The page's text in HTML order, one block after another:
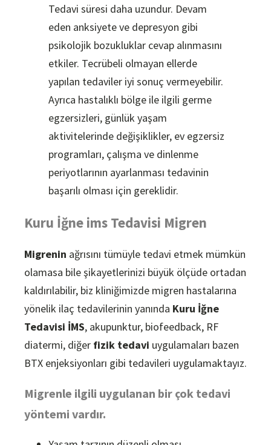
Tedavi süresi daha uzundur. Devam
eden anksiyete ve depresyon gibi
psikolojik bozukluklar cevap alınmasını
etkiler. Tecrübeli olmayan ellerde
yapılan tedaviler iyi sonuç vermeyebilir.
Ayrıca hastalıklı bölge ile ilgili germe
egzersizleri, günlük yaşam
aktivitelerinde değişiklikler, ev egzersiz
programları, çalışma ve dinlenme
periyotlarının ayarlanması tedavinin
başarılı olması için gereklidir.
Kuru İğne ims Tedavisi Migren
Migrenin ağrısını tümüyle tedavi etmek mümkün
olamasa bile şikayetlerinizi büyük ölçüde ortadan
kaldırılabilir, biz kliniğimizde migren hastalarına
yönelik ilaç tedavilerinin yanında Kuru İğne
Tedavisi İMS, akupunktur, biofeedback, RF
diatermi, diğer fizik tedavi uygulamaları bazen
BTX enjeksiyonları gibi tedavileri uygulamaktayız.
Migrenle ilgili uygulanan bir çok tedavi
yöntemi vardır.